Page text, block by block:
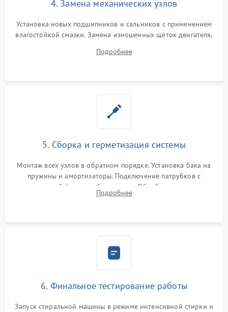
4. Замена механических узлов
Установка новых подшипников и сальников с применением
влагостойкой смазки. Замена изношенных щеток двигателя,
или поврежденной резиновой манжеты.
Подробнее
5. Сборка и герметизация системы
Монтаж всех узлов в обратном порядке. Установка бака на
пружины и амортизаторы. Подключение патрубков с
надежной фиксацией хомутами. Обработка стыков
герметиком для предотвращения возможных протечек воды.
Подробнее
6. Финальное тестирование работы
Запуск стиральной машины в режиме интенсивной стирки и